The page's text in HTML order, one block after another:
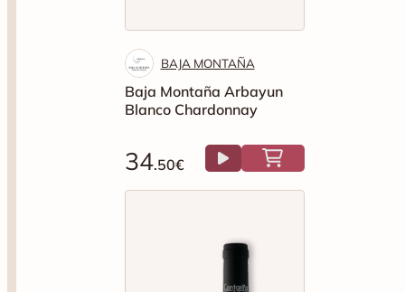
BAJA MONTAÑA
Baja Montaña Arbayun
Blanco Chardonnay
34.50€